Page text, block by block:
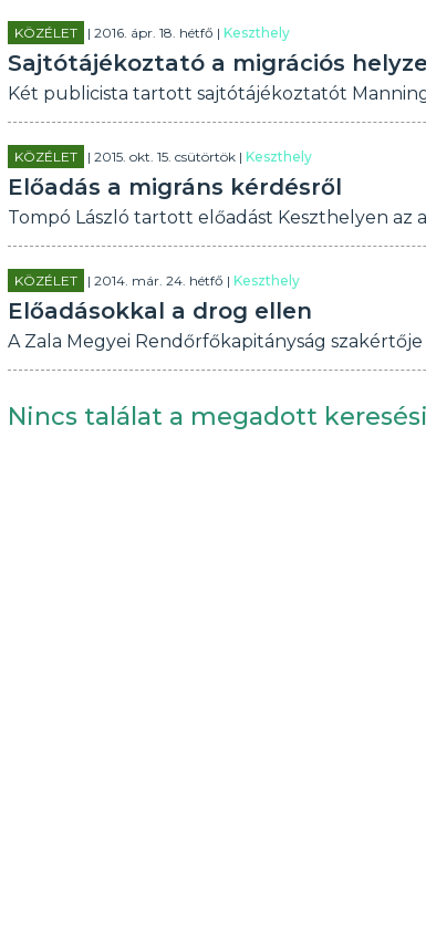
KÖZÉLET | 2016. ápr. 18. hétfő | Keszthely
Sajtótájékoztató a migrációs
Két publicista tartott sajtótájékoztatót
KÖZÉLET | 2015. okt. 15. csütörtök | Keszthely
Előadás a migráns kérdésről
Tompó László tartott előadást Keszthelyen az
KÖZÉLET | 2014. már. 24. hétfő | Keszthely
Előadásokkal a drog ellen
A Zala Megyei Rendőrfőkapitányság
Nincs találat a megadott